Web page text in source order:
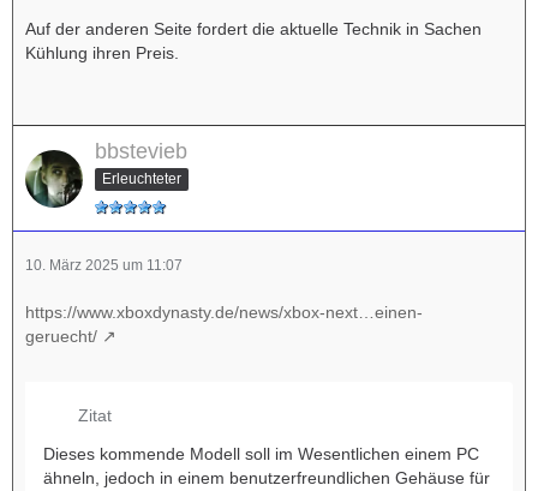
Auf der anderen Seite fordert die aktuelle Technik in Sachen
Kühlung ihren Preis.
bbstevieb
Erleuchteter
10. März 2025 um 11:07
https://www.xboxdynasty.de/news/xbox-next…einen-
geruecht/
Zitat
Dieses kommende Modell soll im Wesentlichen einem PC
ähneln, jedoch in einem benutzerfreundlichen Gehäuse für